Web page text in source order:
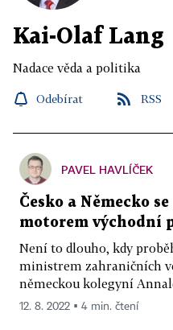
Kai-Olaf Lang
Nadace věda a politika
Odebírat RSS
PAVEL HAVLÍČEK
Česko a Německo
motorem východní
Není to dlouho, kdy
ministrem zahraničních
německou kolegyní
12. 8. 2022 ▪ 4 min. čtení